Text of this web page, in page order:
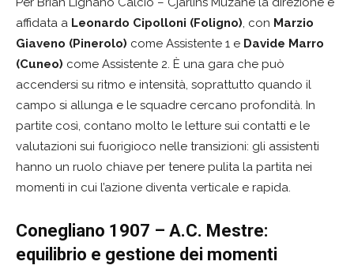
affidata a Leonardo Cipolloni (Foligno), con Marzio
Giaveno (Pinerolo) come Assistente 1 e Davide Marro
(Cuneo) come Assistente 2. È una gara che può
accendersi su ritmo e intensità, soprattutto quando il
campo si allunga e le squadre cercano profondità. In
partite così, contano molto le letture sui contatti e le
valutazioni sui fuorigioco nelle transizioni: gli assistenti
hanno un ruolo chiave per tenere pulita la partita nei
momenti in cui l’azione diventa verticale e rapida.
Conegliano 1907 – A.C. Mestre:
equilibrio e gestione dei momenti